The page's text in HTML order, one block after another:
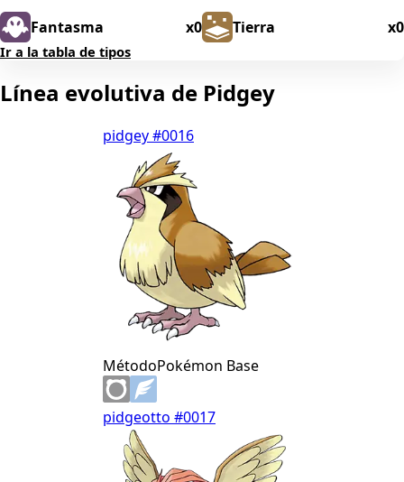
Fantasma x0 Tierra x0
Ir a la tabla de tipos
Línea evolutiva de Pidgey
pidgey#0016
MétodoPokémon Base
pidgeotto #0017